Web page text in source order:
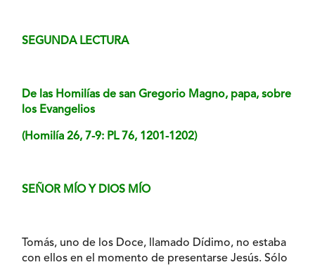
SEGUNDA LECTURA
De las Homilías de san Gregorio Magno, papa, sobre
los Evangelios
(Homilía 26, 7-9: PL 76, 1201-1202)
SEÑOR MÍO Y DIOS MÍO
Tomás, uno de los Doce, llamado Dídimo, no estaba
con ellos en el momento de presentarse Jesús. Sólo